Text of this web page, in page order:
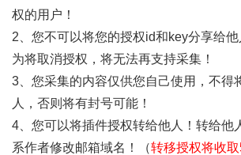
权的用户！
2、您不可以将您的授权id和key分享给
为将取消授权，将无法再支持采集！
3、您采集的内容仅供您自己使用，不得
人，否则将有封号可能！
4、您可以将插件授权转给他人！转给他
系作者修改邮箱域名！（转移授权将收